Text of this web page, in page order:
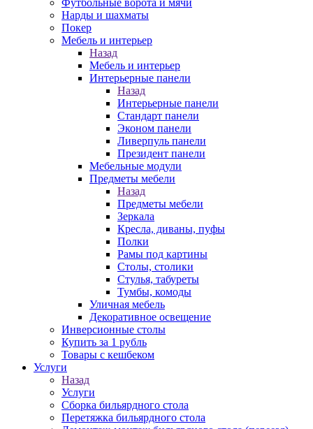
Футбольные ворота и мячи
Нарды и шахматы
Покер
Мебель и интерьер
Назад
Мебель и интерьер
Интерьерные панели
Назад
Интерьерные панели
Стандарт панели
Эконом панели
Ливерпуль панели
Президент панели
Мебельные модули
Предметы мебели
Назад
Предметы мебели
Зеркала
Кресла, диваны, пуфы
Полки
Рамы под картины
Столы, столики
Стулья, табуреты
Тумбы, комоды
Уличная мебель
Декоративное освещение
Инверсионные столы
Купить за 1 рубль
Товары с кешбеком
Услуги
Назад
Услуги
Сборка бильярдного стола
Перетяжка бильярдного стола